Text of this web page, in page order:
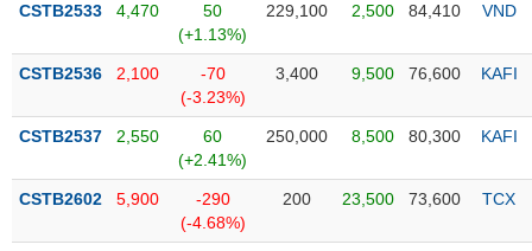
thái
phiếu
mô
thị
CSTB2533 4,470
50
(+1.13%)
229,100 2,500 84,410 VND
CSTB2536 2,100
-70
(-3.23%)
3,400 9,500 76,600 KAFI
CSTB2537 2,550
60
(+2.41%)
250,000 8,500 80,300 KAFI
CSTB2602 5,900
-290
(-4.68%)
200 23,500 73,600 TCX
NGÀNH
DOANH
NGHIỆP